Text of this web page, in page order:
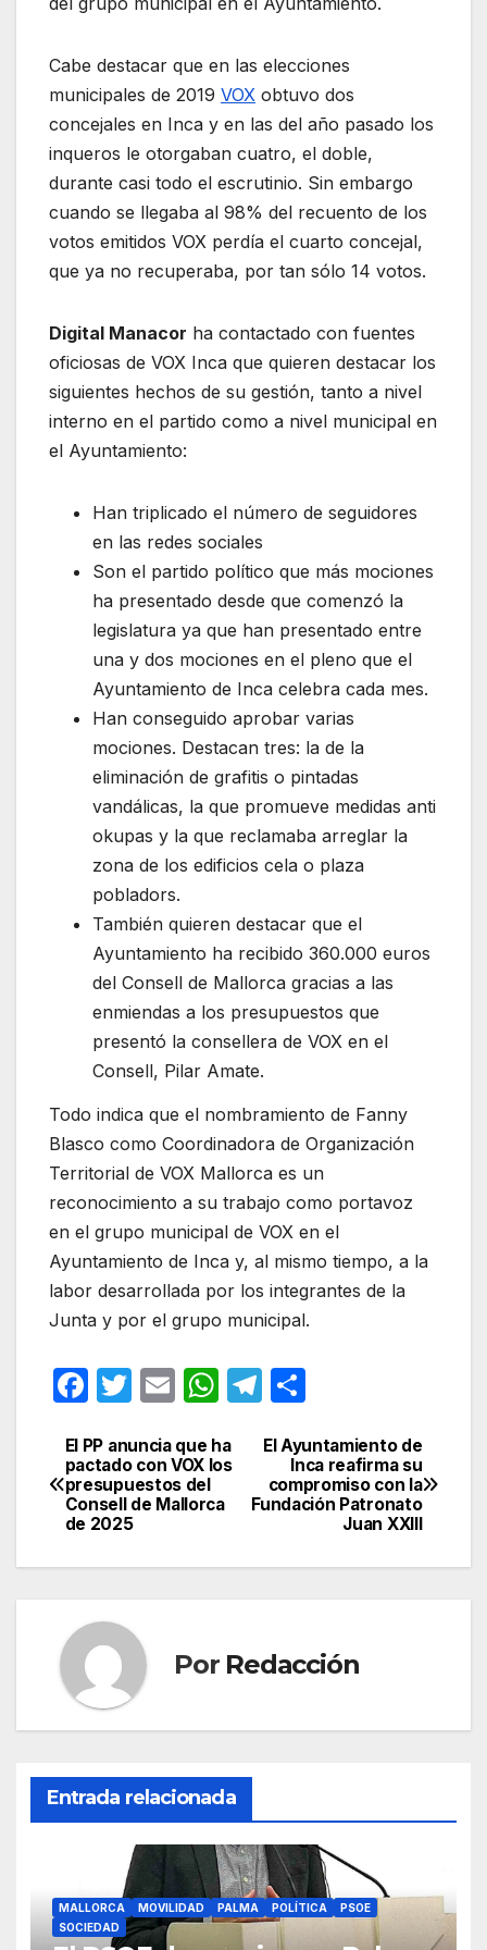
Cabe destacar que en las elecciones
municipales de 2019 VOX obtuvo dos
concejales en Inca y en las del año pasado los
inqueros le otorgaban cuatro, el doble,
durante casi todo el escrutinio. Sin embargo
cuando se llegaba al 98% del recuento de los
votos emitidos VOX perdía el cuarto concejal,
que ya no recuperaba, por tan sólo 14 votos.
Digital Manacor ha contactado con fuentes
oficiosas de VOX Inca que quieren destacar los
siguientes hechos de su gestión, tanto a nivel
interno en el partido como a nivel municipal en
el Ayuntamiento:
Han triplicado el número de seguidores
en las redes sociales
Son el partido político que más mociones
ha presentado desde que comenzó la
legislatura ya que han presentado entre
una y dos mociones en el pleno que el
Ayuntamiento de Inca celebra cada mes.
Han conseguido aprobar varias
mociones. Destacan tres: la de la
eliminación de grafitis o pintadas
vandálicas, la que promueve medidas anti
okupas y la que reclamaba arreglar la
zona de los edificios cela o plaza
pobladors.
También quieren destacar que el
Ayuntamiento ha recibido 360.000 euros
del Consell de Mallorca gracias a las
enmiendas a los presupuestos que
presentó la consellera de VOX en el
Consell, Pilar Amate.
Todo indica que el nombramiento de Fanny
Blasco como Coordinadora de Organización
Territorial de VOX Mallorca es un
reconocimiento a su trabajo como portavoz
en el grupo municipal de VOX en el
Ayuntamiento de Inca y, al mismo tiempo, a la
labor desarrollada por los integrantes de la
Junta y por el grupo municipal.
F
c
e
b
o
k
T
itt
er
E
ail
W
at
s
A
p
T
e
gr
a
m
m
p
ar
tir
Navegación
de
El Ayuntamiento de
Inca reafirma su
compromiso con la
Fundación Patronato
Juan XXIII
El PP anuncia que ha
pactado con VOX los
presupuestos del
Consell de Mallorca
de 2025
Por Redacción
Entrada relacionada
MALLORCA MOVILIDAD PALMA POLÍTICA
PSOE
SOCIEDAD